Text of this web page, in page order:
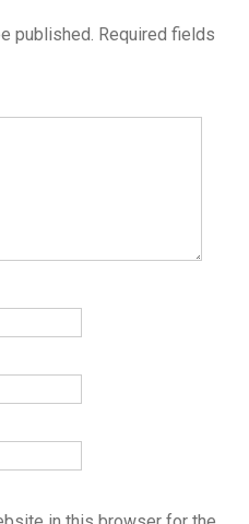
published. Required fields